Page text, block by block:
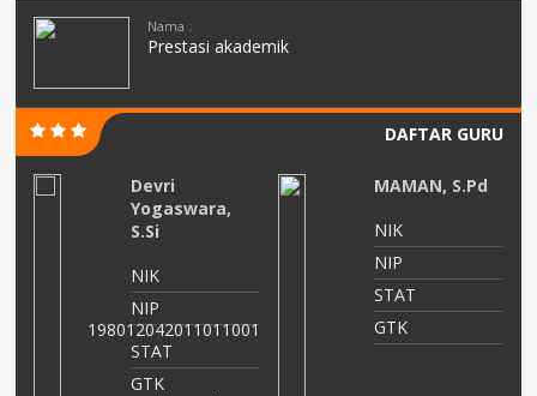
Nama :
Prestasi akademik
DAFTAR GURU
MAMAN, S.Pd
NIK
STAT
GTK
Defrina
S.Pd.I
NIK
NIP
STAT
PPPK